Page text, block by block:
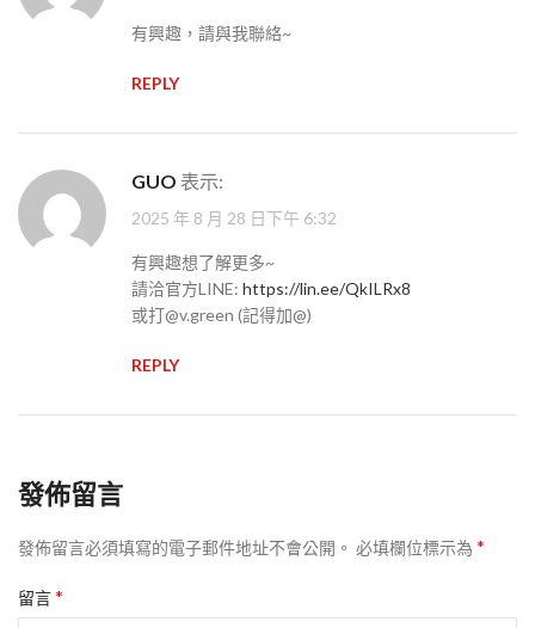
有興趣，請與我聯絡~
REPLY
GUO 表示:
2025 年 8 月 28 日下午 6:32
有興趣想了解更多~
請洽官方LINE: https://lin.ee/QkILRx8
或打@v.green (記得加@)
REPLY
發佈留言
發佈留言必須填寫的電子郵件地址不會公開。 必填欄位標示為 *
留言*